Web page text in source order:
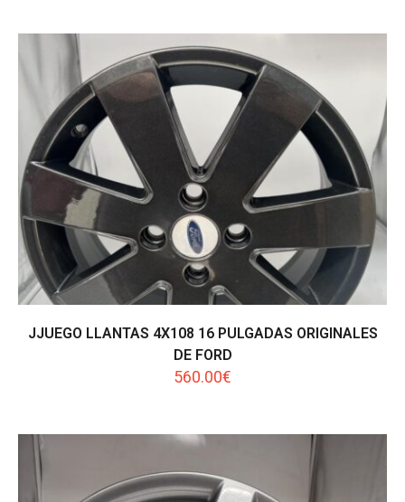
JJUEGO LLANTAS 4X108 16 PULGADAS ORIGINALES
DE FORD
560.00€